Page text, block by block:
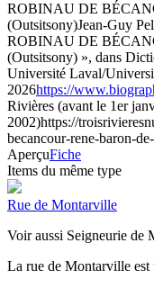
ROBINAU DE
(Outsitsony)Jean-Guy
ROBINAU DE
(Outsitsony) », dans
Université Laval/
2026https://
Rivières (avant le 1er
2002)https://
becancour-rene-baron-
AperçuFiche
Items du même type
Rue de Montarville
Voir aussi Seigneurie de
La rue de Montarville